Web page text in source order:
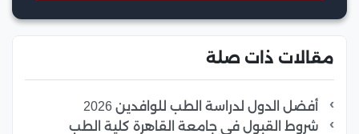
مقالات ذات صلة
أفضل الدول لدراسة الطب للوافدين 2026
شروط القبول في جامعة القاهرة كلية الطب